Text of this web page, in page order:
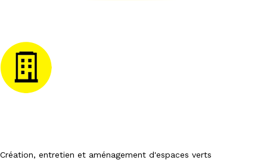
Création, entretien et aménagement d'espaces verts